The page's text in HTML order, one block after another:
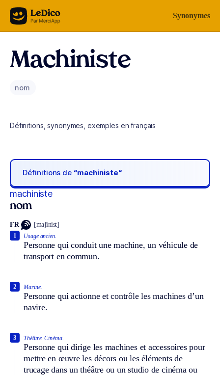
Aller au contenu Synonymes
Machiniste
nom
Définitions, synonymes, exemples en français
Définitions de “machiniste“
machiniste
nom
FR [maʃinist]
Usage ancien.
Personne qui conduit une machine, un véhicule de
transport en commun.
1
Marine.
Personne qui actionne et contrôle les machines d’un
navire.
2
Théâtre. Cinéma.
Personne qui dirige les machines et accessoires pour
mettre en œuvre les décors ou les éléments de
trucage dans un théâtre ou un studio de cinéma ou
3